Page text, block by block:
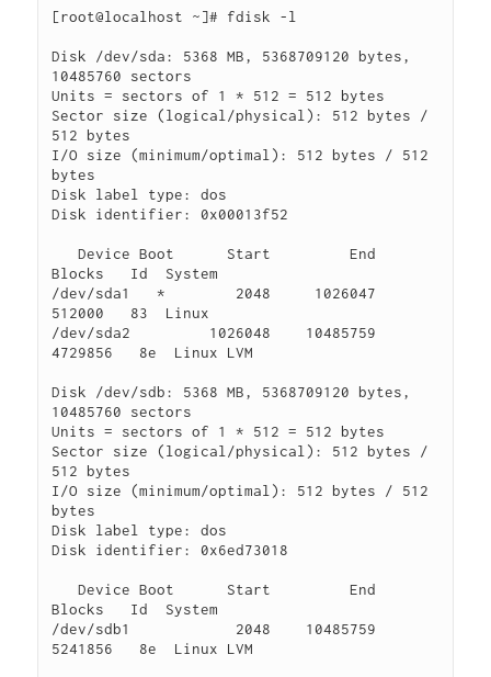
[root@localhost ~]# fdisk -l
Disk /dev/sda: 5368 MB, 5368709120 bytes,
10485760 sectors
Units = sectors of 1 * 512 = 512 bytes
Sector size (logical/physical): 512 bytes /
512 bytes
I/O size (minimum/optimal): 512 bytes / 512
bytes
Disk label type: dos
Disk identifier: 0x00013f52
   Device Boot      Start         End
Blocks   Id  System
/dev/sda1   *        2048     1026047
512000   83  Linux
/dev/sda2         1026048    10485759
4729856   8e  Linux LVM
Disk /dev/sdb: 5368 MB, 5368709120 bytes,
10485760 sectors
Units = sectors of 1 * 512 = 512 bytes
Sector size (logical/physical): 512 bytes /
512 bytes
I/O size (minimum/optimal): 512 bytes / 512
bytes
Disk label type: dos
Disk identifier: 0x6ed73018
   Device Boot      Start         End
Blocks   Id  System
/dev/sdb1            2048    10485759
5241856   8e  Linux LVM